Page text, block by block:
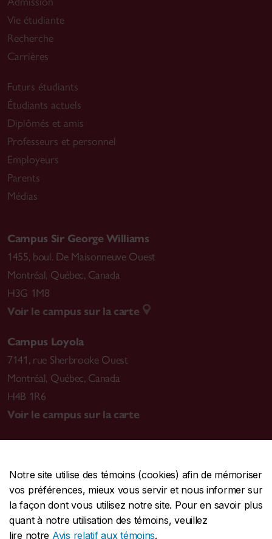
Notre site utilise des témoins (cookies) afin de mémoriser
vos préférences, mieux vous servir et nous informer sur
la façon dont vous utilisez notre site. Pour en savoir plus
quant à notre utilisation des témoins, veuillez
lire notre Avis relatif aux témoins.
Vie étudiante
Recherche
Carrières
Futurs étudiants
Étudiants actuels
Diplômés et amis
Professeurs et personnel
Employeurs
Parents
Médias
Campus Sir George Williams
1455, boul. De Maisonneuve Ouest
Montréal, Québec, Canada
H3G 1M8
Voir le campus sur la carte
Campus Loyola
7141, rue Sherbrooke Ouest
Montréal, Québec, Canada
H4B 1R6
Voir le campus sur la carte
CENTRALE514-848-2424
URGENCE514-848-3717
Protection et prévention | Accessibilité | Confidentialité